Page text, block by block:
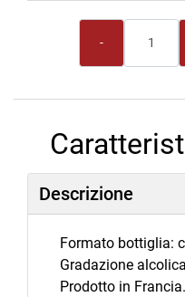
Descrizione
Formato bottiglia:
Gradazione
Prodotto in Francia.